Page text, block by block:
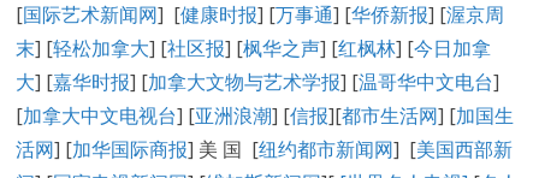
[国际艺术新闻网] [健康时报] [万事通] [华侨新报] [渥京周
末] [轻松加拿大] [社区报] [枫华之声] [红枫林] [今日加拿
大] [嘉华时报] [加拿大文物与艺术学报] [温哥华中文电台]
[加拿大中文电视台] [亚洲浪潮] [信报][都市生活网] [加国生
活网] [加华国际商报] 美 国 [纽约都市新闻网] [美国西部新